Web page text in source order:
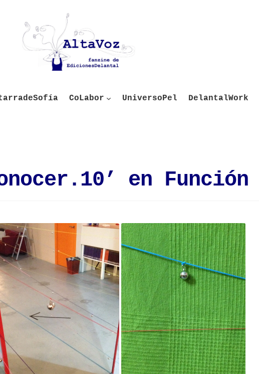
CoLabor UniversoPel DelantalWork
en Función